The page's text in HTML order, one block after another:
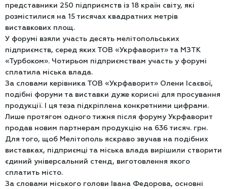
представники 250 підприємств із 18 країн світу, які
розмістилися на 15 тисячах квадратних метрів
виставкових площ.
У форумі взяли участь десять мелітопольських
підприємств, серед яких ТОВ «Укрфаворит» та МЗТК
«Турбоком». Чотирьом підприємствам участь у форумі
сплатила міська влада.
За словами керівника ТОВ «Укрфаворит» Олени Ісаєвої,
подібні форуми та виставки дуже корисні для просування
продукції. І ця теза підкріплена конкретними цифрами.
Лише протягом одного тижня після форуму Укрфаворит
продав новим партнерам продукцію на 636 тисяч. грн.
Для того, щоб Мелітополь яскраво звучав на подібних
виставках, підприємці та міська влада вирішили створити
єдиний універсальний стенд, виготовлення якого
сплатить місто.
За словами міського голови Івана Федорова, основні